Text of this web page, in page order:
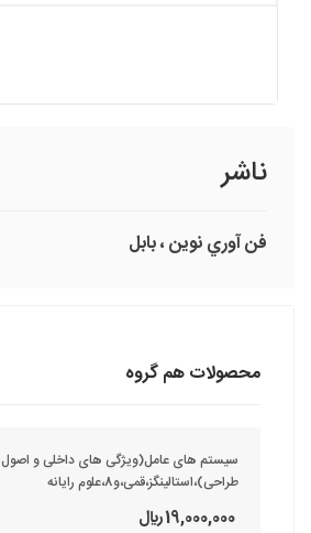
ناشر
فن آوري نوين ، بابل
محصولات هم گروه
سیستم های عامل(ویژگی های داخلی و اصول
طراحی)،استالینگز،قمی،و8،علوم رایانه
19,000,000 ريال